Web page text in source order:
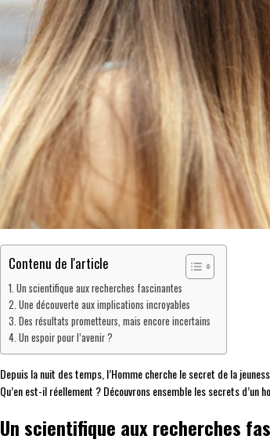
Contenu de l'article
Un scientifique aux recherches fascinantes
Une découverte aux implications incroyables
Des résultats prometteurs, mais encore incertains
Un espoir pour l’avenir ?
Depuis la nuit des temps, l’Homme cherche le secret de la
Qu’en est-il réellement ? Découvrons ensemble les secrets
Un scientifique aux recherches